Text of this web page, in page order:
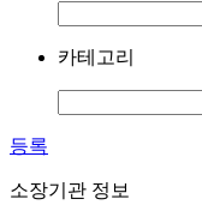
카테고리
등록
소장기관 정보